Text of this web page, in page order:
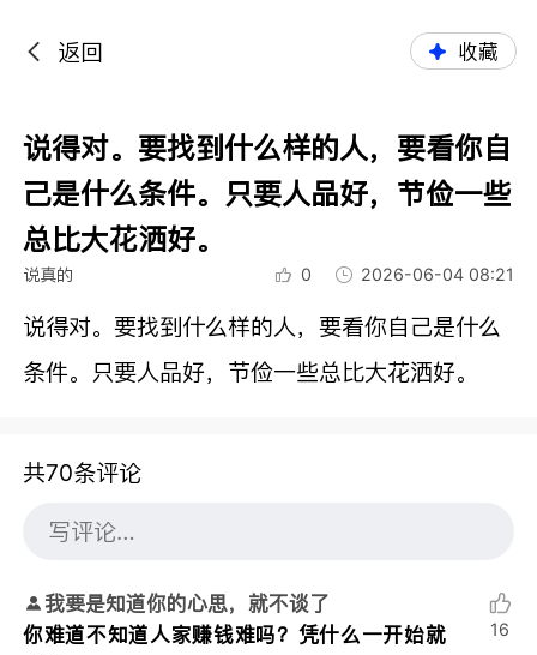
返回 收藏
说得对。要找到什么样的人，要看你自
己是什么条件。只要人品好，节俭一些
总比大花洒好。
说真的 0 2026-06-04 08:21
说得对。要找到什么样的人，要看你自己是什么
条件。只要人品好，节俭一些总比大花洒好。
共70条评论
我要是知道你的心思，就不谈了
你难道不知道人家赚钱难吗？凭什么一开始就
16